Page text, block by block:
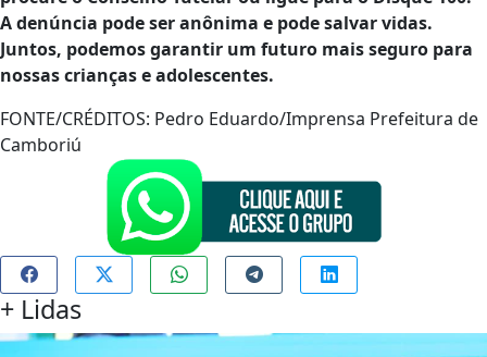
A denúncia pode ser anônima e pode salvar vidas.
Juntos, podemos garantir um futuro mais seguro para
nossas crianças e adolescentes.
FONTE/CRÉDITOS: Pedro Eduardo/Imprensa Prefeitura de
Camboriú
+ Lidas